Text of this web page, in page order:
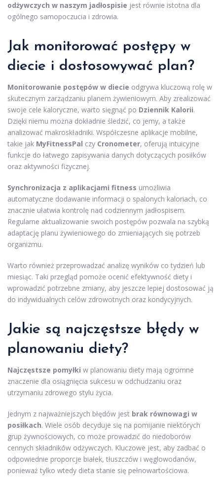
odżywczych w naszym jadłospisie jest równie istotna dla
ogólnego samopoczucia i zdrowia.
Jak monitorować postępy w
diecie i dostosowywać plan?
Monitorowanie postępów w diecie odgrywa kluczową rolę w
skutecznym zarządzaniu planem żywieniowym. Aby zrealizować
swoje cele kaloryczne, warto sięgnąć po Dziennik Kalorii.
Dzięki niemu można dokładnie śledzić, co jemy, a także
analizować makroskładniki. Współczesne aplikacje mobilne,
takie jak MyFitnessPal czy Cronometer, oferują intuicyjne
funkcje do łatwego zapisywania danych dotyczących posiłków
oraz aktywności fizycznej.
Synchronizacja z aplikacjami fitness umożliwia
automatyczne dodawanie informacji o spalonych kaloriach, co
znacznie ułatwia kontrolę nad codziennym jadłospisem.
Regularne aktualizowanie swoich postępów pozwala na szybką
adaptację planu żywieniowego do zmieniających się potrzeb
organizmu.
Warto również przeprowadzać analizę wyników co tydzień lub
miesiąc. Taki przegląd pomoże ocenić efektywność diety i
wprowadzić potrzebne zmiany, aby jeszcze lepiej dostosować ją
do indywidualnych celów zdrowotnych oraz kondycyjnych.
Jakie są najczęstsze błędy w
planowaniu diety?
Najczęstsze pomyłki w planowaniu diety mają ogromne
znaczenie dla osiągnięcia sukcesu w odchudzaniu oraz
utrzymaniu zdrowego stylu życia.
Jednym z najważniejszych błędów jest brak równowagi w
posiłkach. Wiele osób decyduje się na pomijanie niektórych
grup żywnościowych, co może prowadzić do niedoborów
cennych składników odżywczych. Kluczowe jest, aby zadbać o
odpowiednie proporcje białek, tłuszczów i węglowodanów,
ponieważ tylko wtedy dieta stanie się pełnowartościowa.